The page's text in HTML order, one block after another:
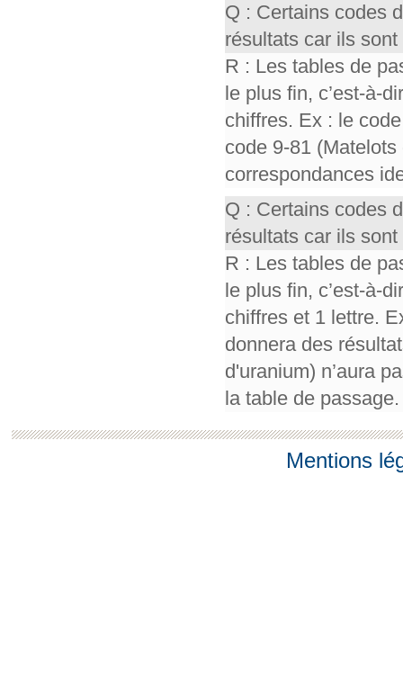
Q : Certains codes
résultats car ils
R : Les tables de
le plus fin, c’est-à-
chiffres. Ex : le
code 9-81
correspondances
Q : Certains codes
résultats car ils
R : Les tables de
le plus fin, c’est-à-
chiffres et 1 lettre.
donnera des
d'uranium) n’aura
la table de passage.
Mentions